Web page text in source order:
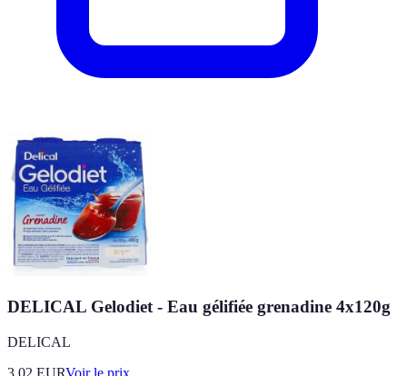
DELICAL Gelodiet - Eau gélifiée grenadine 4x120g
DELICAL
3.02 EURVoir le prix